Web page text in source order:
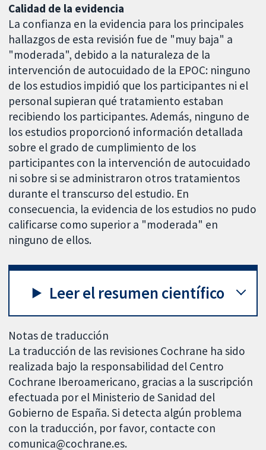
Calidad de la evidencia
La confianza en la evidencia para los principales
hallazgos de esta revisión fue de "muy baja" a
"moderada", debido a la naturaleza de la
intervención de autocuidado de la EPOC: ninguno
de los estudios impidió que los participantes ni el
personal supieran qué tratamiento estaban
recibiendo los participantes. Además, ninguno de
los estudios proporcionó información detallada
sobre el grado de cumplimiento de los
participantes con la intervención de autocuidado
ni sobre si se administraron otros tratamientos
durante el transcurso del estudio. En
consecuencia, la evidencia de los estudios no pudo
calificarse como superior a "moderada" en
ninguno de ellos.
Leer el resumen científico
Notas de traducción
La traducción de las revisiones Cochrane ha sido
realizada bajo la responsabilidad del Centro
Cochrane Iberoamericano, gracias a la suscripción
efectuada por el Ministerio de Sanidad del
Gobierno de España. Si detecta algún problema
con la traducción, por favor, contacte con
comunica@cochrane.es.